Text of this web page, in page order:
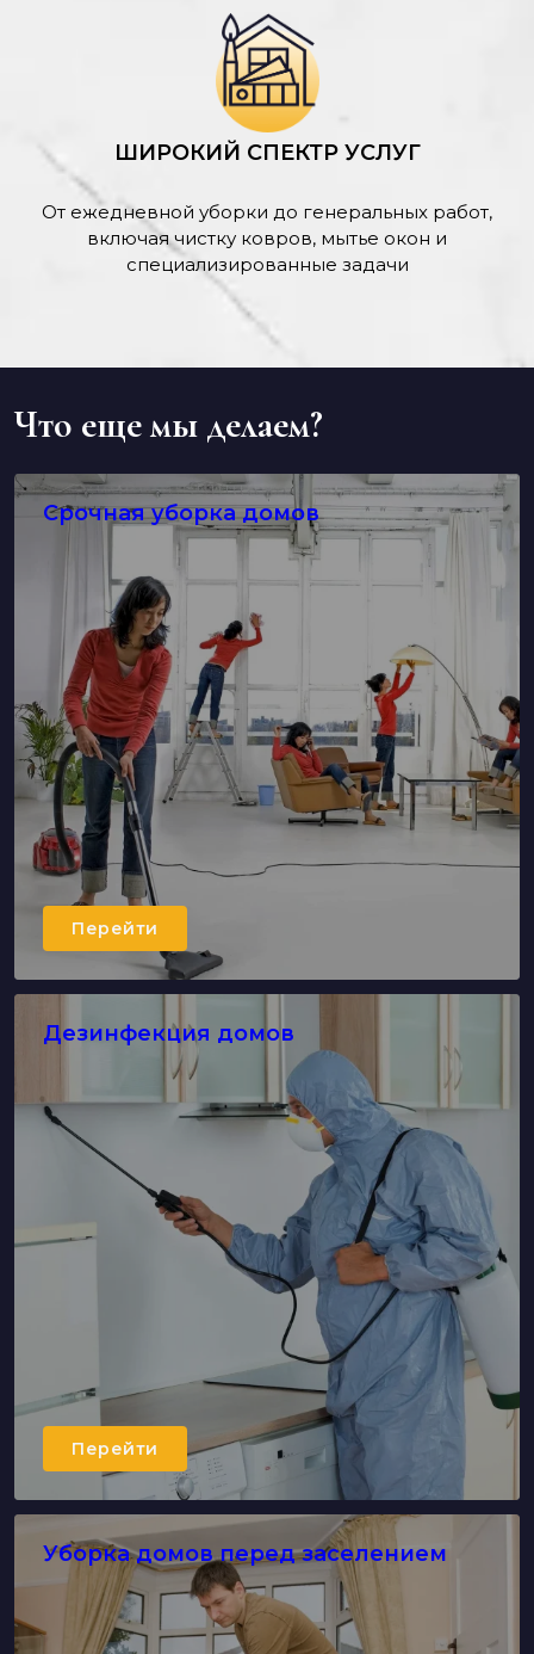
ШИРОКИЙ СПЕКТР УСЛУГ
От ежедневной уборки до генеральных работ,
включая чистку ковров, мытье окон и
специализированные задачи
Что еще мы делаем?
Срочная уборка домов
Перейти
Дезинфекция домов
Перейти
Уборка домов перед заселением